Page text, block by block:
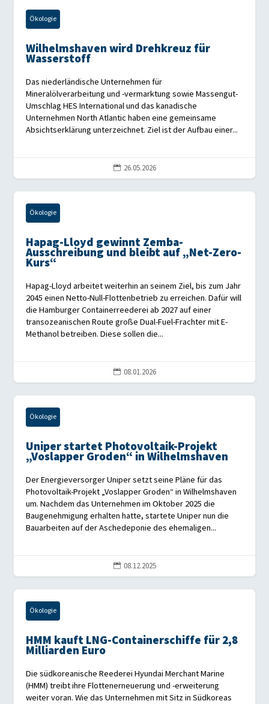
Ökologie
Wilhelmshaven wird Drehkreuz für
Wasserstoff
Das niederländische Unternehmen für
Mineralölverarbeitung und -vermarktung sowie Massengut-
Umschlag HES International und das kanadische
Unternehmen North Atlantic haben eine gemeinsame
Absichtserklärung unterzeichnet. Ziel ist der Aufbau einer...
 26.05.2026
Ökologie
Hapag-Lloyd gewinnt Zemba-
Ausschreibung und bleibt auf „Net-Zero-
Kurs“
Hapag-Lloyd arbeitet weiterhin an seinem Ziel, bis zum Jahr
2045 einen Netto-Null-Flottenbetrieb zu erreichen. Dafür will
die Hamburger Containerreederei ab 2027 auf einer
transozeanischen Route große Dual-Fuel-Frachter mit E-
Methanol betreiben. Diese sollen die...
 08.01.2026
Ökologie
Uniper startet Photovoltaik-Projekt
„Voslapper Groden“ in Wilhelmshaven
Der Energieversorger Uniper setzt seine Pläne für das
Photovoltaik-Projekt „Voslapper Groden“ in Wilhelmshaven
um. Nachdem das Unternehmen im Oktober 2025 die
Baugenehmigung erhalten hatte, startete Uniper nun die
Bauarbeiten auf der Aschedeponie des ehemaligen...
 08.12.2025
Ökologie
HMM kauft LNG-Containerschiffe für 2,8
Milliarden Euro
Die südkoreanische Reederei Hyundai Merchant Marine
(HMM) treibt ihre Flottenerneuerung und -erweiterung
weiter voran. Wie das Unternehmen mit Sitz in Südkoreas